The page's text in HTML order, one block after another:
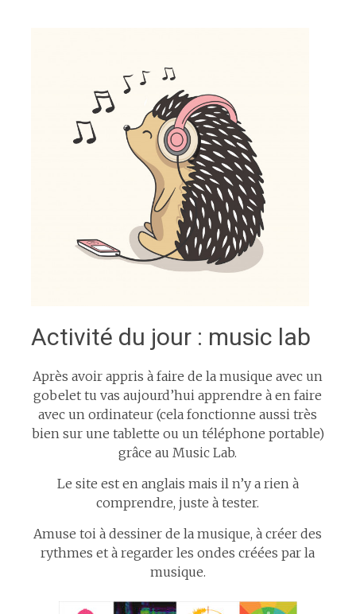
Activité du jour : music lab
Après avoir appris à faire de la musique avec un
gobelet tu vas aujourd’hui apprendre à en faire
avec un ordinateur (cela fonctionne aussi très
bien sur une tablette ou un téléphone portable)
grâce au Music Lab.
Le site est en anglais mais il n’y a rien à
comprendre, juste à tester.
Amuse toi à dessiner de la musique, à créer des
rythmes et à regarder les ondes créées par la
musique.